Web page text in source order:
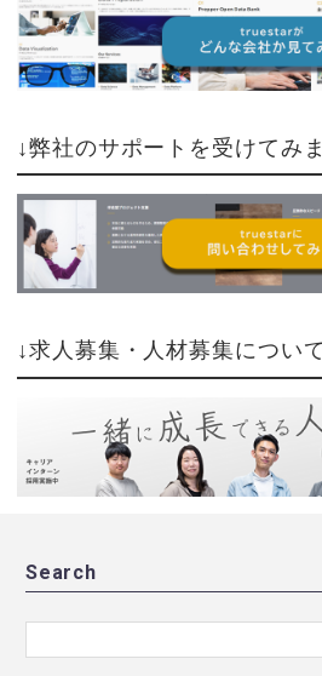
↓弊社のサポートを受けてみ
↓求人募集・人材募集につい
Search